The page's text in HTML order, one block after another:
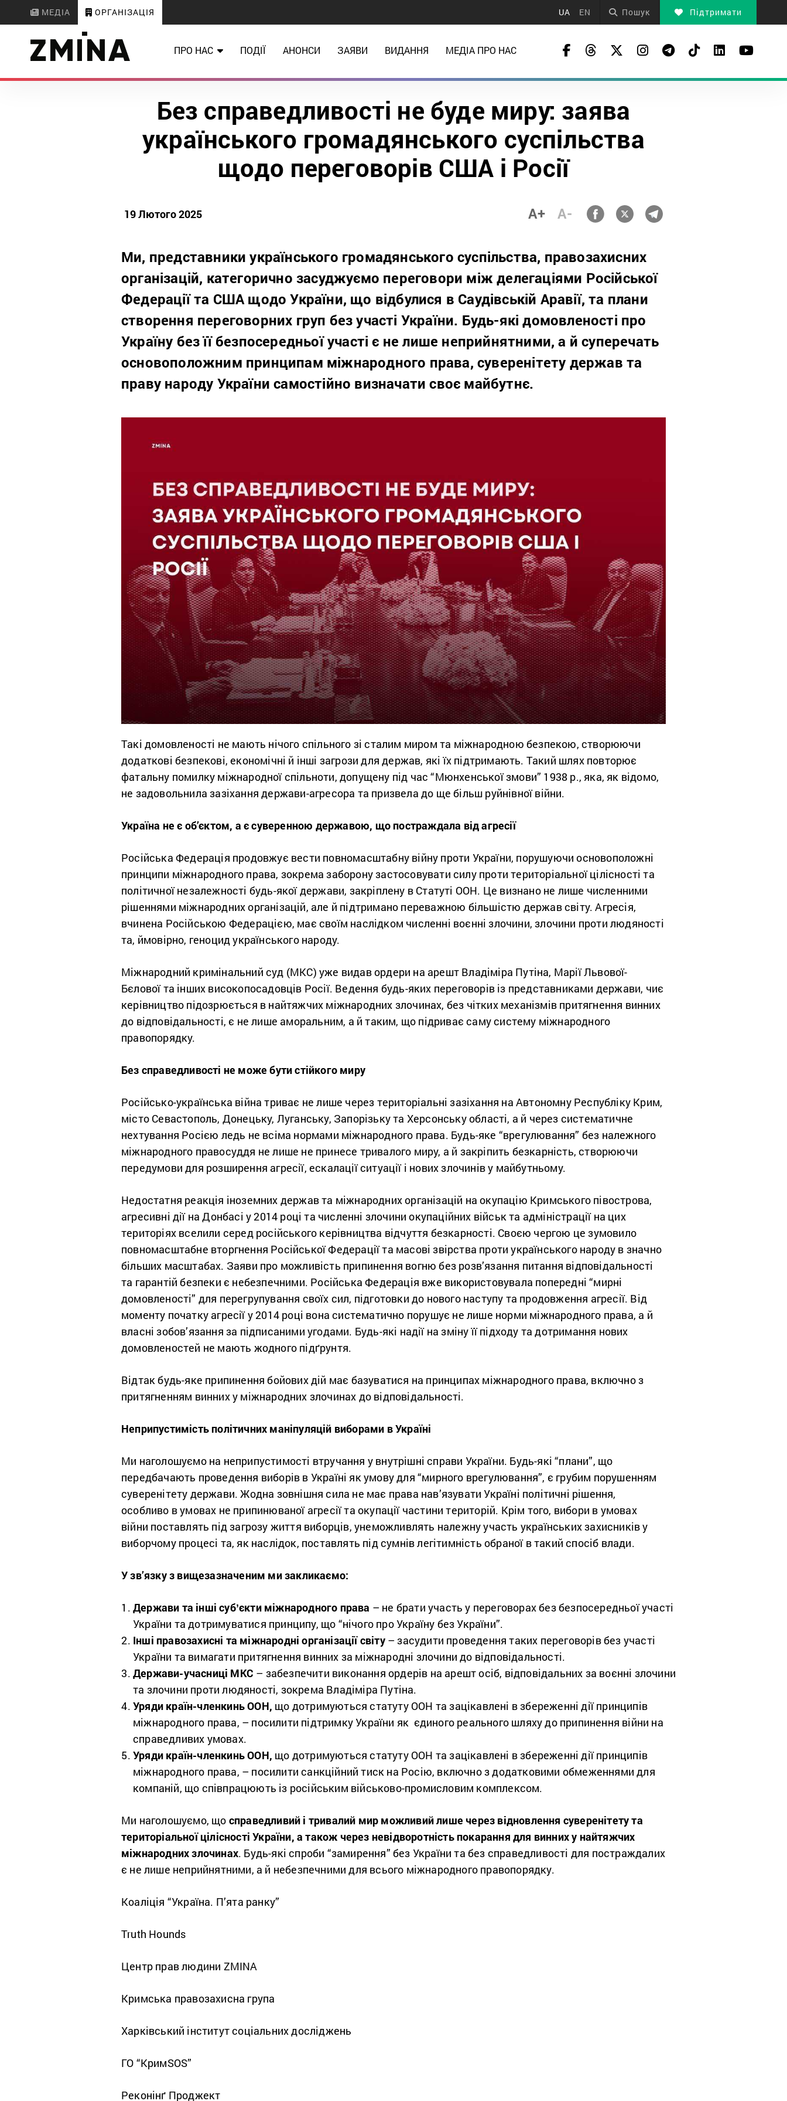
МЕДІА ОРГАНІЗАЦІЯ UA EN Пошук Підтримати
ПРО НАС ПОДІЇ АНОНСИ ЗАЯВИ ВИДАННЯ МЕДІА ПРО НАС
Без справедливості не буде миру: заява
українського громадянського суспільства
щодо переговорів США і Росії
19 Лютого 2025 A+ A-
Ми, представники українського громадянського суспільства, правозахисних
організацій, категорично засуджуємо переговори між делегаціями Російської
Федерації та США щодо України, що відбулися в Саудівській Аравії, та плани
створення переговорних груп без участі України. Будь-які домовленості про
Україну без її безпосередньої участі є не лише неприйнятними, а й суперечать
основоположним принципам міжнародного права, суверенітету держав та
праву народу України самостійно визначати своє майбутнє.
Такі домовленості не мають нічого спільного зі сталим миром та міжнародною безпекою, створюючи
додаткові безпекові, економічні й інші загрози для держав, які їх підтримають. Такий шлях повторює
фатальну помилку міжнародної спільноти, допущену під час “Мюнхенської змови” 1938 р., яка, як відомо,
не задовольнила зазіхання держави-агресора та призвела до ще більш руйнівної війни.
Україна не є об’єктом, а є суверенною державою, що постраждала від агресії
Російська Федерація продовжує вести повномасштабну війну проти України, порушуючи основоположні
принципи міжнародного права, зокрема заборону застосовувати силу проти територіальної цілісності та
політичної незалежності будь-якої держави, закріплену в Статуті ООН. Це визнано не лише численними
рішеннями міжнародних організацій, але й підтримано переважною більшістю держав світу. Агресія,
вчинена Російською Федерацією, має своїм наслідком численні воєнні злочини, злочини проти людяності
та, ймовірно, геноцид українського народу.
Міжнародний кримінальний суд (МКС) уже видав ордери на арешт Владіміра Путіна, Марії Львової-
Бєлової та інших високопосадовців Росії. Ведення будь-яких переговорів із представниками держави, чиє
керівництво підозрюється в найтяжчих міжнародних злочинах, без чітких механізмів притягнення винних
до відповідальності, є не лише аморальним, а й таким, що підриває саму систему міжнародного
правопорядку.
Без справедливості не може бути стійкого миру
Російсько-українська війна триває не лише через територіальні зазіхання на Автономну Республіку Крим,
місто Севастополь, Донецьку, Луганську, Запорізьку та Херсонську області, а й через систематичне
нехтування Росією ледь не всіма нормами міжнародного права. Будь-яке “врегулювання” без належного
міжнародного правосуддя не лише не принесе тривалого миру, а й закріпить безкарність, створюючи
передумови для розширення агресії, ескалації ситуації і нових злочинів у майбутньому.
Недостатня реакція іноземних держав та міжнародних організацій на окупацію Кримського півострова,
агресивні дії на Донбасі у 2014 році та численні злочини окупаційних військ та адміністрації на цих
територіях вселили серед російського керівництва відчуття безкарності. Своєю чергою це зумовило
повномасштабне вторгнення Російської Федерації та масові звірства проти українського народу в значно
більших масштабах. Заяви про можливість припинення вогню без розв’язання питання відповідальності
та гарантій безпеки є небезпечними. Російська Федерація вже використовувала попередні “мирні
домовленості” для перегрупування своїх сил, підготовки до нового наступу та продовження агресії. Від
моменту початку агресії у 2014 році вона систематично порушує не лише норми міжнародного права, а й
власні зобов’язання за підписаними угодами. Будь-які надії на зміну її підходу та дотримання нових
домовленостей не мають жодного підґрунтя.
Відтак будь-яке припинення бойових дій має базуватися на принципах міжнародного права, включно з
притягненням винних у міжнародних злочинах до відповідальності.
Неприпустимість політичних маніпуляцій виборами в Україні
Ми наголошуємо на неприпустимості втручання у внутрішні справи України. Будь-які “плани”, що
передбачають проведення виборів в Україні як умову для “мирного врегулювання”, є грубим порушенням
суверенітету держави. Жодна зовнішня сила не має права нав’язувати Україні політичні рішення,
особливо в умовах не припинюваної агресії та окупації частини територій. Крім того, вибори в умовах
війни поставлять під загрозу життя виборців, унеможливлять належну участь українських захисників у
виборчому процесі та, як наслідок, поставлять під сумнів легітимність обраної в такий спосіб влади.
У зв’язку з вищезазначеним ми закликаємо:
Держави та інші субʼєкти міжнародного права – не брати участь у переговорах без безпосередньої участі
України та дотримуватися принципу, що “нічого про Україну без України”.
Інші правозахисні та міжнародні організації світу– засудити проведення таких переговорів без участі
України та вимагати притягнення винних за міжнародні злочини до відповідальності.
Держави-учасниці МКС – забезпечити виконання ордерів на арешт осіб, відповідальних за воєнні злочини
та злочини проти людяності, зокрема Владіміра Путіна.
Уряди країн-членкинь ООН, що дотримуються статуту ООН та зацікавлені в збереженні дії принципів
міжнародного права, – посилити підтримку України як єдиного реального шляху до припинення війни на
справедливих умовах.
Уряди країн-членкинь ООН, що дотримуються статуту ООН та зацікавлені в збереженні дії принципів
міжнародного права, – посилити санкційний тиск на Росію, включно з додатковими обмеженнями для
компаній, що співпрацюють із російським військово-промисловим комплексом.
Ми наголошуємо, що справедливий і тривалий мир можливий лише через відновлення суверенітету та
територіальної цілісності України, а також через невідворотність покарання для винних у найтяжчих
міжнародних злочинах. Будь-які спроби “замирення” без України та без справедливості для постраждалих
є не лише неприйнятними, а й небезпечними для всього міжнародного правопорядку.
Коаліція “Україна. П’ята ранку”
Truth Hounds
Центр прав людини ZMINA
Кримська правозахисна група
Харківський інститут соціальних досліджень
ГО “КримSOS”
Реконінґ Проджект